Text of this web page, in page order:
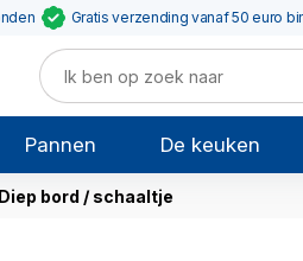
Gratis verzending vanaf 50 euro
Pannen De keuken
Diep bord / schaaltje